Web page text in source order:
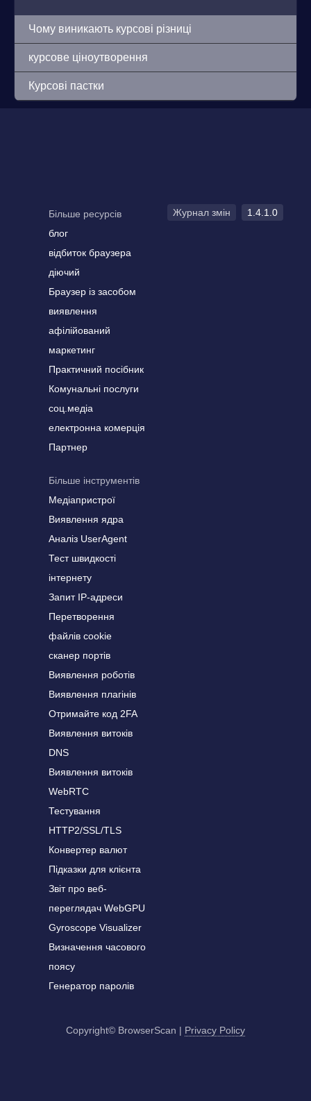
Чому виникають курсові різниці
курсове ціноутворення
Курсові пастки
Більше ресурсів
блог
відбиток браузера
діючий
Браузер із засобом
виявлення
афілійований
маркетинг
Практичний посібник
Комунальні послуги
соц.медіа
електронна комерція
Партнер
Більше інструментів
Медіапристрої
Виявлення ядра
Аналіз UserAgent
Тест швидкості
інтернету
Запит IP-адреси
Перетворення
файлів cookie
сканер портів
Виявлення роботів
Виявлення плагінів
Отримайте код 2FA
Виявлення витоків
DNS
Виявлення витоків
WebRTC
Тестування
HTTP2/SSL/TLS
Конвертер валют
Підказки для клієнта
Звіт про веб-
переглядач WebGPU
Gyroscope Visualizer
Визначення часового
поясу
Генератор паролів
Журнал змін 1.4.1.0
Copyright© BrowserScan | Privacy Policy